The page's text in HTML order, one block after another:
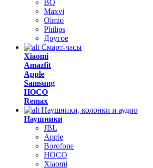
BQ
Maxvi
Olmio
Philips
Другое
Смарт-часы
Xiaomi
Amazfit
Apple
Samsung
HOCO
Remax
Наушники, колонки и аудио
Наушники
JBL
Apple
Borofone
HOCO
Xiaomi